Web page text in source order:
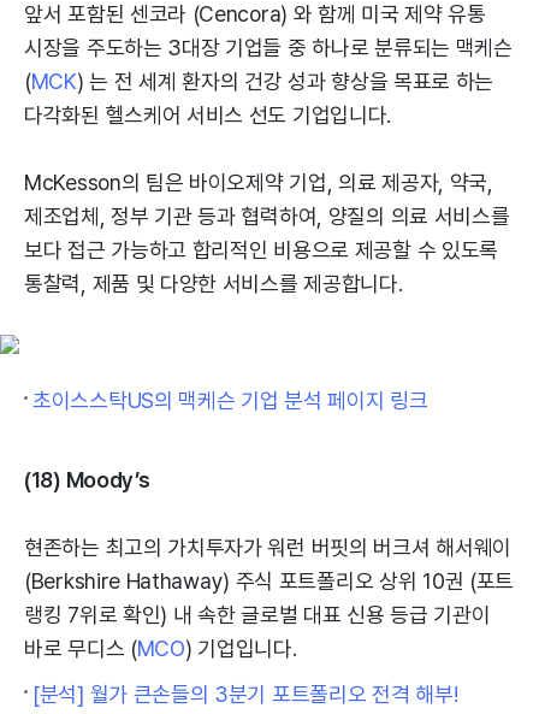
앞서 포함된 센코라 (Cencora) 와 함께 미국 제약 유통
시장을 주도하는 3대장 기업들 중 하나로 분류되는 맥케슨
(MCK) 는 전 세계 환자의 건강 성과 향상을 목표로 하는
다각화된 헬스케어 서비스 선도 기업입니다.
McKesson의 팀은 바이오제약 기업, 의료 제공자, 약국,
제조업체, 정부 기관 등과 협력하여, 양질의 의료 서비스를
보다 접근 가능하고 합리적인 비용으로 제공할 수 있도록
통찰력, 제품 및 다양한 서비스를 제공합니다.
초이스스탁US의 맥케슨 기업 분석 페이지 링크
(18) Moody’s
현존하는 최고의 가치투자가 워런 버핏의 버크셔 해서웨이
(Berkshire Hathaway) 주식 포트폴리오 상위 10권 (포트
랭킹 7위로 확인) 내 속한 글로벌 대표 신용 등급 기관이
바로 무디스 (MCO) 기업입니다.
[분석] 월가 큰손들의 3분기 포트폴리오 전격 해부!